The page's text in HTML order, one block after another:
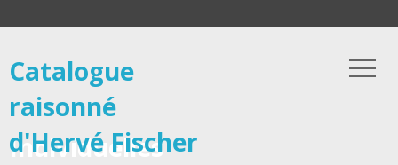
Catalogue
raisonné
d'Hervé Fischer
Individuelles